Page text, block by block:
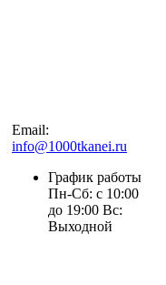
Email:
info@1000tkanei.ru
График работы
Пн-Сб: с 10:00
до 19:00 Вс:
Выходной